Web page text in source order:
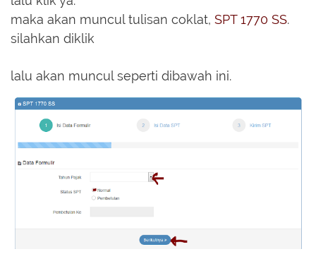
maka akan muncul tulisan coklat, SPT 1770 SS.
silahkan diklik
lalu akan muncul seperti dibawah ini.